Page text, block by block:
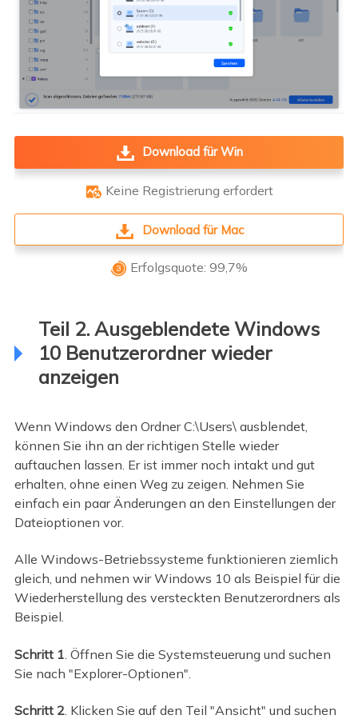
Download für Win
 Keine Registrierung erfordert
Download für Mac
 Erfolgsquote: 99,7%
Teil 2. Ausgeblendete Windows
10 Benutzerordner wieder
anzeigen
Wenn Windows den Ordner C:\Users\ ausblendet,
können Sie ihn an der richtigen Stelle wieder
auftauchen lassen. Er ist immer noch intakt und gut
erhalten, ohne einen Weg zu zeigen. Nehmen Sie
einfach ein paar Änderungen an den Einstellungen der
Dateioptionen vor.
Alle Windows-Betriebssysteme funktionieren ziemlich
gleich, und nehmen wir Windows 10 als Beispiel für die
Wiederherstellung des versteckten Benutzerordners als
Beispiel.
Schritt 1 . Öffnen Sie die Systemsteuerung und suchen
Sie nach "Explorer-Optionen".
Schritt 2. Klicken Sie auf den Teil "Ansicht" und suchen